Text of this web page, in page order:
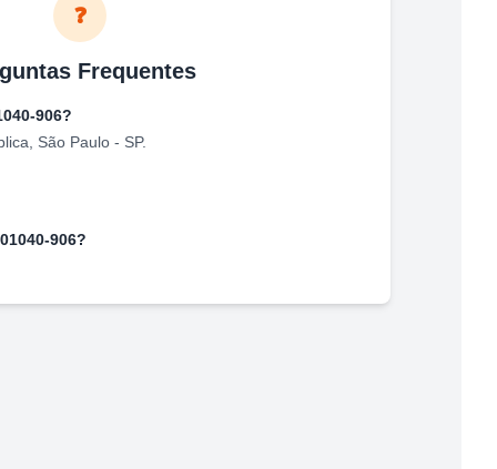
❓
Frequentes
906?
São Paulo - SP.
01040-906?